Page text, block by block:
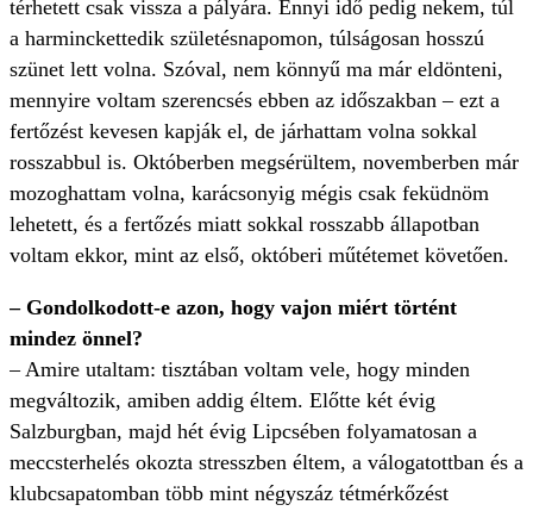
térhetett csak vissza a pályára. Ennyi idő pedig nekem, túl
a harminckettedik születésnapomon, túlságosan hosszú
szünet lett volna. Szóval, nem könnyű ma már eldönteni,
mennyire voltam szerencsés ebben az időszakban – ezt a
fertőzést kevesen kapják el, de járhattam volna sokkal
rosszabbul is. Októberben megsérültem, novemberben már
mozoghattam volna, karácsonyig mégis csak feküdnöm
lehetett, és a fertőzés miatt sokkal rosszabb állapotban
voltam ekkor, mint az első, októberi műtétemet követően.
– Gondolkodott-e azon, hogy vajon miért történt
mindez önnel?
– Amire utaltam: tisztában voltam vele, hogy minden
megváltozik, amiben addig éltem. Előtte két évig
Salzburgban, majd hét évig Lipcsében folyamatosan a
meccsterhelés okozta stresszben éltem, a válogatottban és a
klubcsapatomban több mint négyszáz tétmérkőzést